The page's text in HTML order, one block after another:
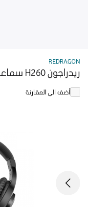
REDRAGON
ريدراجون H260 سماعات ألعاب RGB
أضف الى المقارنة